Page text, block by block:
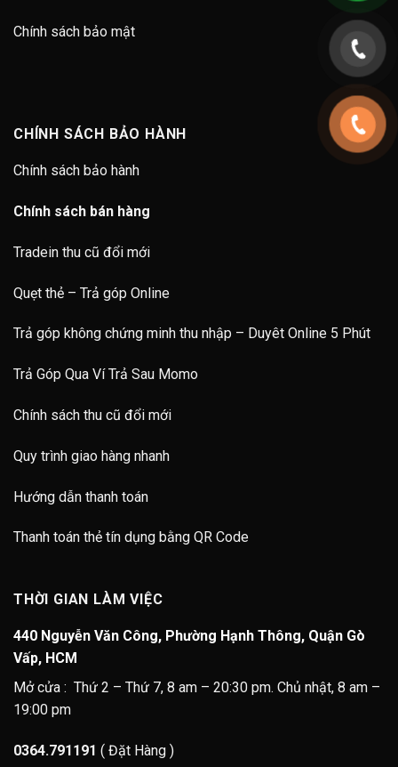
Chính sách bảo mật
CHÍNH SÁCH BẢO HÀNH
Chính sách bảo hành
Chính sách bán hàng
Tradein thu cũ đổi mới
Quẹt thẻ – Trả góp Online
Trả góp không chứng minh thu nhập – Duyêt Online 5 Phút
Trả Góp Qua Ví Trả Sau Momo
Chính sách thu cũ đổi mới
Quy trình giao hàng nhanh
Hướng dẫn thanh toán
Thanh toán thẻ tín dụng bằng QR Code
THỜI GIAN LÀM VIỆC
440 Nguyễn Văn Công, Phường Hạnh Thông, Quận Gò
Vấp, HCM
Mở cửa : Thứ 2 – Thứ 7, 8 am – 20:30 pm. Chủ nhật, 8 am –
19:00 pm
0364.791191 ( Đặt Hàng )